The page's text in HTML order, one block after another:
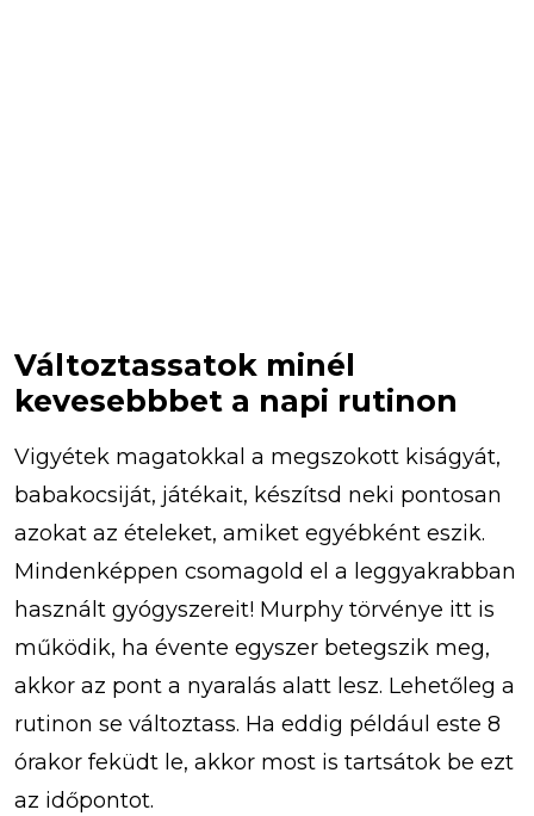
Változtassatok minél
kevesebbbet a napi rutinon
Vigyétek magatokkal a megszokott kiságyát,
babakocsiját, játékait, készítsd neki pontosan
azokat az ételeket, amiket egyébként eszik.
Mindenképpen csomagold el a leggyakrabban
használt gyógyszereit! Murphy törvénye itt is
működik, ha évente egyszer betegszik meg,
akkor az pont a nyaralás alatt lesz. Lehetőleg a
rutinon se változtass. Ha eddig például este 8
órakor feküdt le, akkor most is tartsátok be ezt
az időpontot.